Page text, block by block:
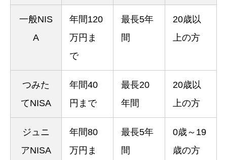
一般NIS
A
年間120
万円ま
で
最長5年
間
20歳以
上の方
つみた
てNISA
年間40
円まで
最長20
年間
20歳以
上の方
ジュニ
アNISA
年間80
万円ま
最長5年
間
0歳～19
歳の方